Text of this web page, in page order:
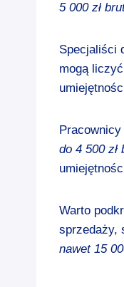
5 000 zł
Specjaliści
mogą
do 4 500 zł
Warto
sprzedaży,
nawet 15